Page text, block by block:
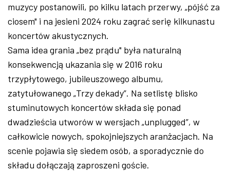
muzycy postanowili, po kilku latach przerwy, „pójść za
ciosem" i na jesieni 2024 roku zagrać serię kilkunastu
koncertów akustycznych.
Sama idea grania „bez prądu" była naturalną
konsekwencją ukazania się w 2016 roku
trzypłytowego, jubileuszowego albumu,
zatytułowanego „Trzy dekady”. Na setlistę blisko
stuminutowych koncertów składa się ponad
dwadzieścia utworów w wersjach „unplugged”, w
całkowicie nowych, spokojniejszych aranżacjach. Na
scenie pojawia się siedem osób, a sporadycznie do
składu dołączają zaproszeni goście.